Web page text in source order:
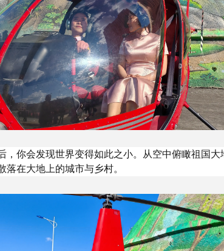
，你会发现世界变得如此之小。从空中俯瞰祖国大
落在大地上的城市与乡村。